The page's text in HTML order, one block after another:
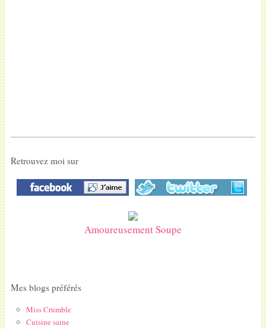
Retrouvez moi sur
Amoureusement Soupe
Mes blogs préférés
Miss Crumble
Cuisine saine